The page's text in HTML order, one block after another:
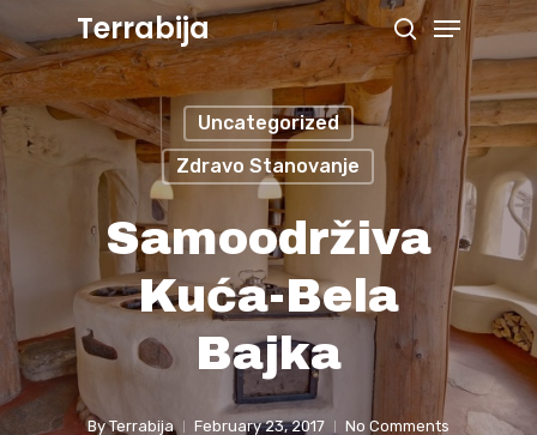
to
main
content
Terrabija
search
Menu
Uncategorized
Zdravo Stanovanje
Samoodrživa
Kuća-Bela
Bajka
By Terrabija February 23, 2017 No Comments
Menu